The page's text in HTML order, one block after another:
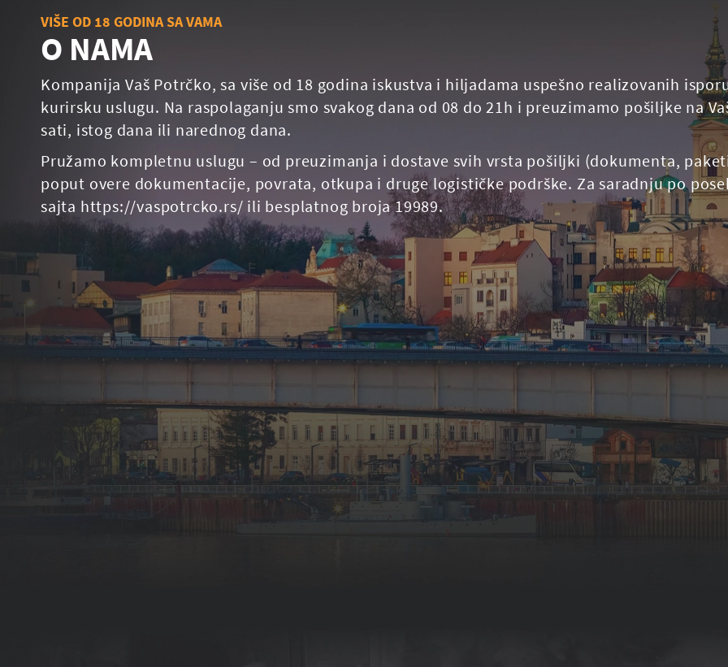
VIŠE OD 18 GODINA SA VAMA
O NAMA
Kompanija Vaš Potrčko, sa više od 18 godina iskustva i hiljadama uspešno realizovanih
kurirsku uslugu. Na raspolaganju smo svakog dana od 08 do 21h i preuzimamo pošiljke na
sati, istog dana ili narednog dana.
Pružamo kompletnu uslugu – od preuzimanja i dostave svih vrsta pošiljki (dokumenta,
poput overe dokumentacije, povrata, otkupa i druge logističke podrške. Za saradnju po
sajta https://vaspotrcko.rs/ ili besplatnog broja 19989.